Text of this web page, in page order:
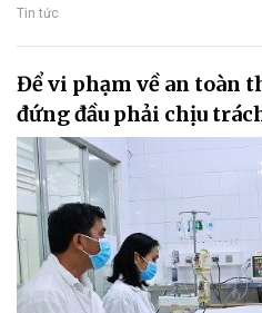
Tin tức
Để vi phạm về an toàn
đứng đầu phải chịu